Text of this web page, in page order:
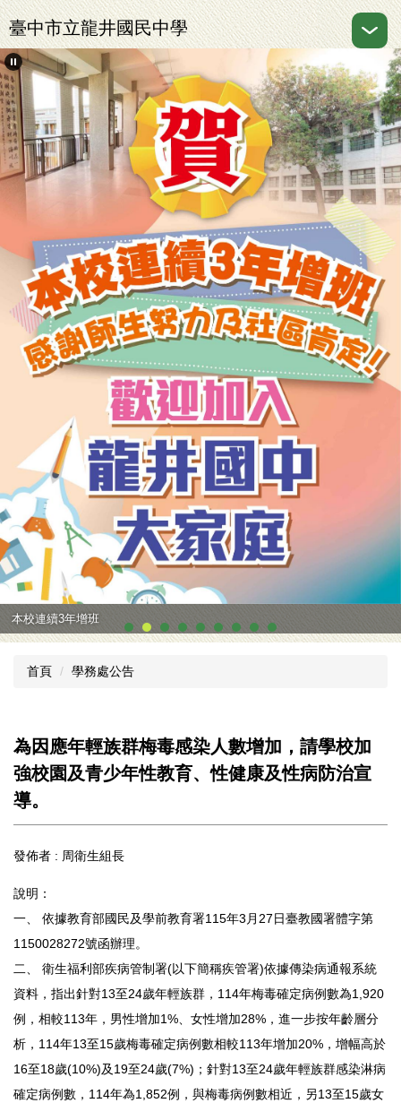
跳
到
主
要
內
容
區
臺中市立龍井國民中學
本校連續3年增班
首頁 學務處公告
為因應年輕族群梅毒感染人數增加，請學校加
強校園及青少年性教育、性健康及性病防治宣
導。
發佈者 : 周衛生組長
說明：
一、 依據教育部國民及學前教育署115年3月27日臺教國署體字第
1150028272號函辦理。
二、 衛生福利部疾病管制署(以下簡稱疾管署)依據傳染病通報系統
資料，指出針對13至24歲年輕族群，114年梅毒確定病例數為1,920
例，相較113年，男性增加1%、女性增加28%，進一步按年齡層分
析，114年13至15歲梅毒確定病例數相較113年增加20%，增幅高於
16至18歲(10%)及19至24歲(7%)；針對13至24歲年輕族群感染淋病
確定病例數，114年為1,852例，與梅毒病例數相近，另13至15歲女